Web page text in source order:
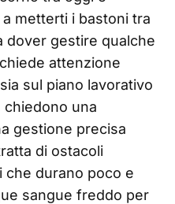
metterti i bastoni tra
dover gestire qualche
attenzione
sul piano lavorativo
chiedono una
gestione precisa
di ostacoli
che durano poco e
sangue freddo per